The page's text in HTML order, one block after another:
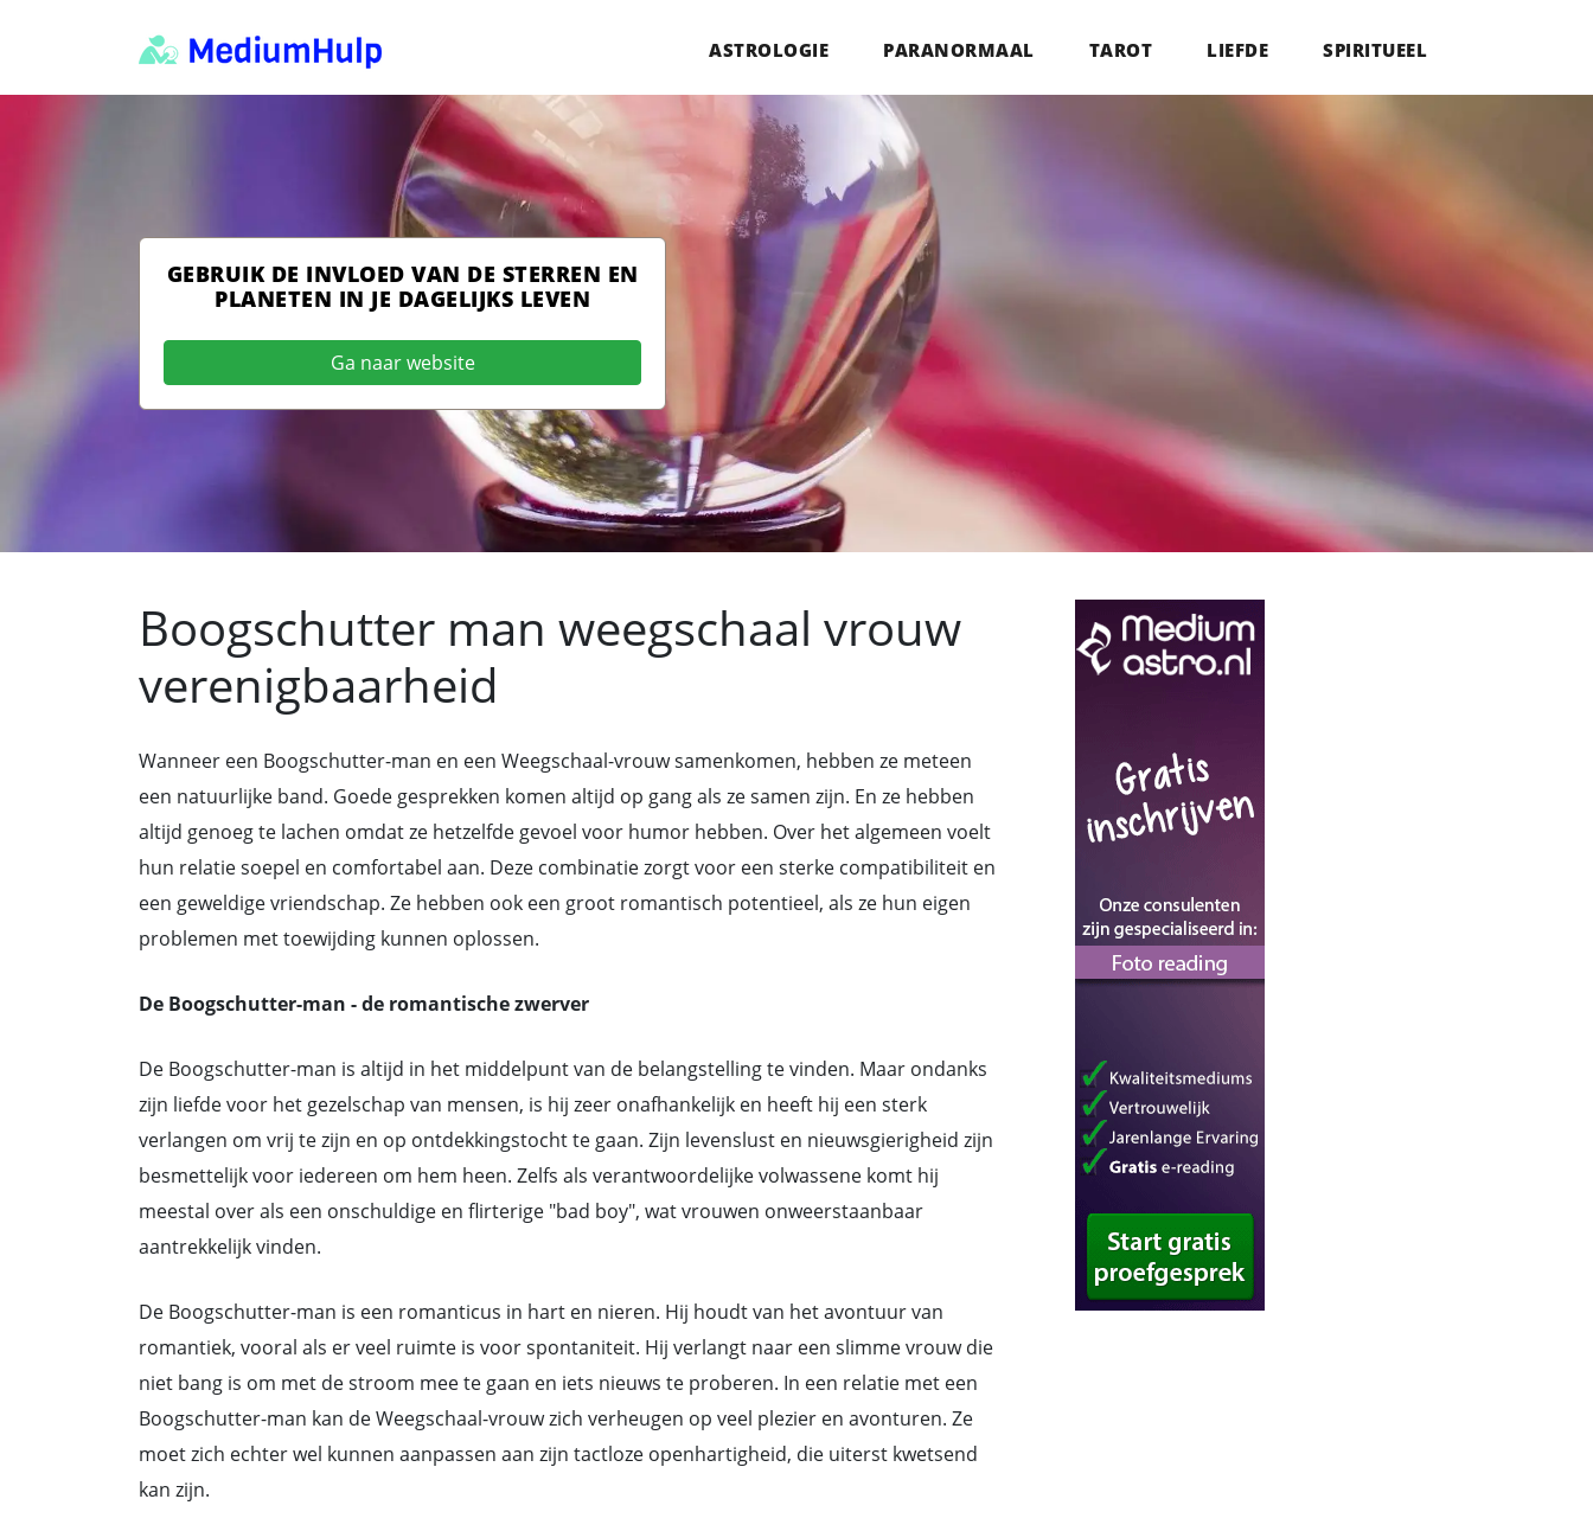
ASTROLOGIE PARANORMAAL TAROT LIEFDE SPIRITUEEL
GEBRUIK DE INVLOED VAN DE STERREN EN
PLANETEN IN JE DAGELIJKS LEVEN
Ga naar website
Boogschutter man weegschaal vrouw
verenigbaarheid
Wanneer een Boogschutter-man en een Weegschaal-vrouw samenkomen, hebben ze meteen
een natuurlijke band. Goede gesprekken komen altijd op gang als ze samen zijn. En ze hebben
altijd genoeg te lachen omdat ze hetzelfde gevoel voor humor hebben. Over het algemeen voelt
hun relatie soepel en comfortabel aan. Deze combinatie zorgt voor een sterke compatibiliteit en
een geweldige vriendschap. Ze hebben ook een groot romantisch potentieel, als ze hun eigen
problemen met toewijding kunnen oplossen.
De Boogschutter-man - de romantische zwerver
De Boogschutter-man is altijd in het middelpunt van de belangstelling te vinden. Maar ondanks
zijn liefde voor het gezelschap van mensen, is hij zeer onafhankelijk en heeft hij een sterk
verlangen om vrij te zijn en op ontdekkingstocht te gaan. Zijn levenslust en nieuwsgierigheid zijn
besmettelijk voor iedereen om hem heen. Zelfs als verantwoordelijke volwassene komt hij
meestal over als een onschuldige en flirterige "bad boy", wat vrouwen onweerstaanbaar
aantrekkelijk vinden.
De Boogschutter-man is een romanticus in hart en nieren. Hij houdt van het avontuur van
romantiek, vooral als er veel ruimte is voor spontaniteit. Hij verlangt naar een slimme vrouw die
niet bang is om met de stroom mee te gaan en iets nieuws te proberen. In een relatie met een
Boogschutter-man kan de Weegschaal-vrouw zich verheugen op veel plezier en avonturen. Ze
moet zich echter wel kunnen aanpassen aan zijn tactloze openhartigheid, die uiterst kwetsend
kan zijn.